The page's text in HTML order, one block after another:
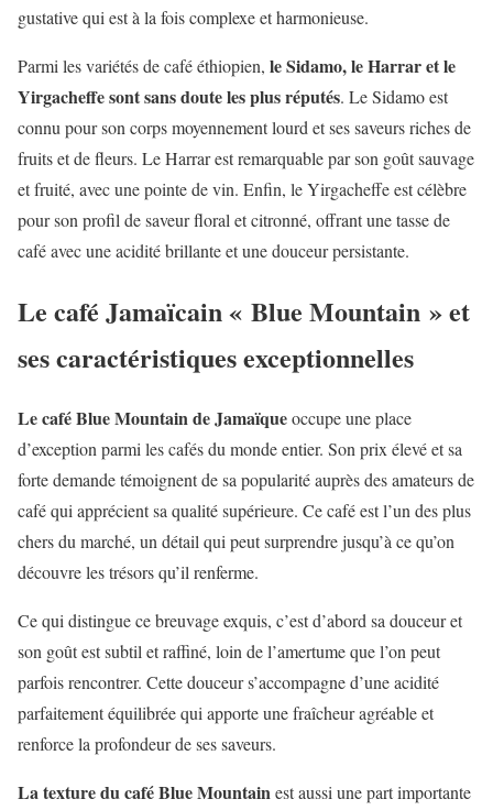
gustative qui est à la fois complexe et harmonieuse.
Parmi les variétés de café éthiopien, le Sidamo, le Harrar et le
Yirgacheffe sont sans doute les plus réputés. Le Sidamo est
connu pour son corps moyennement lourd et ses saveurs riches de
fruits et de fleurs. Le Harrar est remarquable par son goût sauvage
et fruité, avec une pointe de vin. Enfin, le Yirgacheffe est célèbre
pour son profil de saveur floral et citronné, offrant une tasse de
café avec une acidité brillante et une douceur persistante.
Le café Jamaïcain « Blue Mountain » et
ses caractéristiques exceptionnelles
Le café Blue Mountain de Jamaïqueoccupe une place
d’exception parmi les cafés du monde entier. Son prix élevé et sa
forte demande témoignent de sa popularité auprès des amateurs de
café qui apprécient sa qualité supérieure. Ce café est l’un des plus
chers du marché, un détail qui peut surprendre jusqu’à ce qu’on
découvre les trésors qu’il renferme.
Ce qui distingue ce breuvage exquis, c’est d’abord sa douceur et
son goût est subtil et raffiné, loin de l’amertume que l’on peut
parfois rencontrer. Cette douceur s’accompagne d’une acidité
parfaitement équilibrée qui apporte une fraîcheur agréable et
renforce la profondeur de ses saveurs.
La texture du café Blue Mountainest aussi une part importante